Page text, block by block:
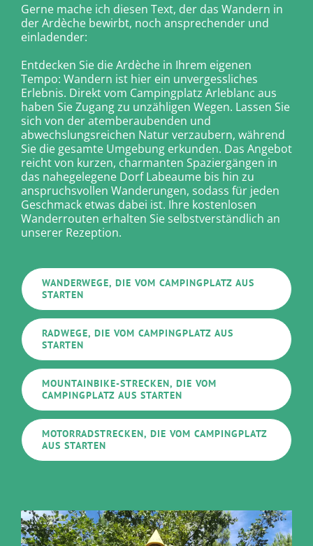
Gerne mache ich diesen Text, der das Wandern in
der Ardèche bewirbt, noch ansprechender und
einladender:
Entdecken Sie die Ardèche in Ihrem eigenen
Tempo: Wandern ist hier ein unvergessliches
Erlebnis. Direkt vom Campingplatz Arleblanc aus
haben Sie Zugang zu unzähligen Wegen. Lassen Sie
sich von der atemberaubenden und
abwechslungsreichen Natur verzaubern, während
Sie die gesamte Umgebung erkunden. Das Angebot
reicht von kurzen, charmanten Spaziergängen in
das nahegelegene Dorf Labeaume bis hin zu
anspruchsvollen Wanderungen, sodass für jeden
Geschmack etwas dabei ist. Ihre kostenlosen
Wanderrouten erhalten Sie selbstverständlich an
unserer Rezeption.
WANDERWEGE, DIE VOM CAMPINGPLATZ AUS
STARTEN
RADWEGE, DIE VOM CAMPINGPLATZ AUS
STARTEN
MOUNTAINBIKE-STRECKEN, DIE VOM
CAMPINGPLATZ AUS STARTEN
MOTORRADSTRECKEN, DIE VOM CAMPINGPLATZ
AUS STARTEN